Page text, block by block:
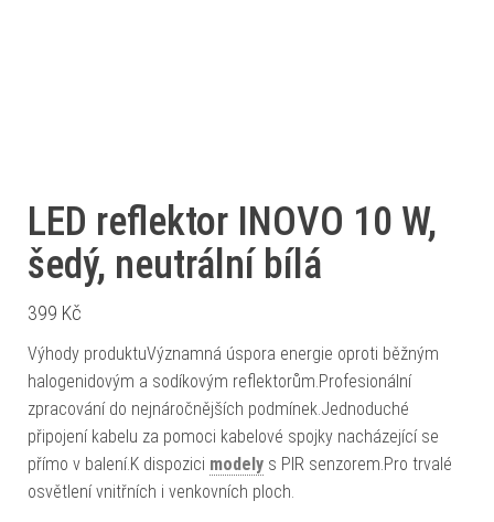
LED reflektor INOVO 10 W,
šedý, neutrální bílá
399 Kč
Výhody produktuVýznamná úspora energie oproti běžným
halogenidovým a sodíkovým reflektorům.Profesionální
zpracování do nejnáročnějších podmínek.Jednoduché
připojení kabelu za pomoci kabelové spojky nacházející se
přímo v balení.K dispozici modely s PIR senzorem.Pro trvalé
osvětlení vnitřních i venkovních ploch.